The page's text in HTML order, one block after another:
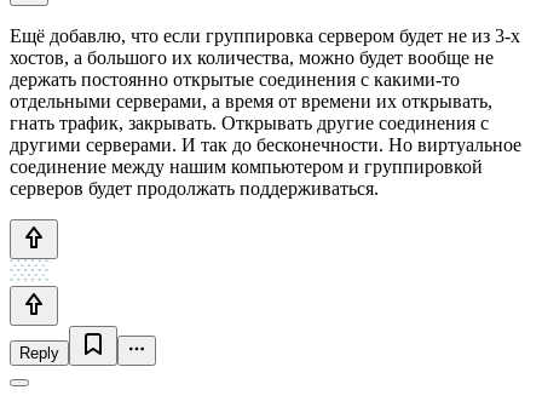
Ещё добавлю, что если группировка сервером будет не из 3-х
хостов, а большого их количества, можно будет вообще не
держать постоянно открытые соединения с какими-то
отдельными серверами, а время от времени их открывать,
гнать трафик, закрывать. Открывать другие соединения с
другими серверами. И так до бесконечности. Но виртуальное
соединение между нашим компьютером и группировкой
серверов будет продолжать поддерживаться.
Reply